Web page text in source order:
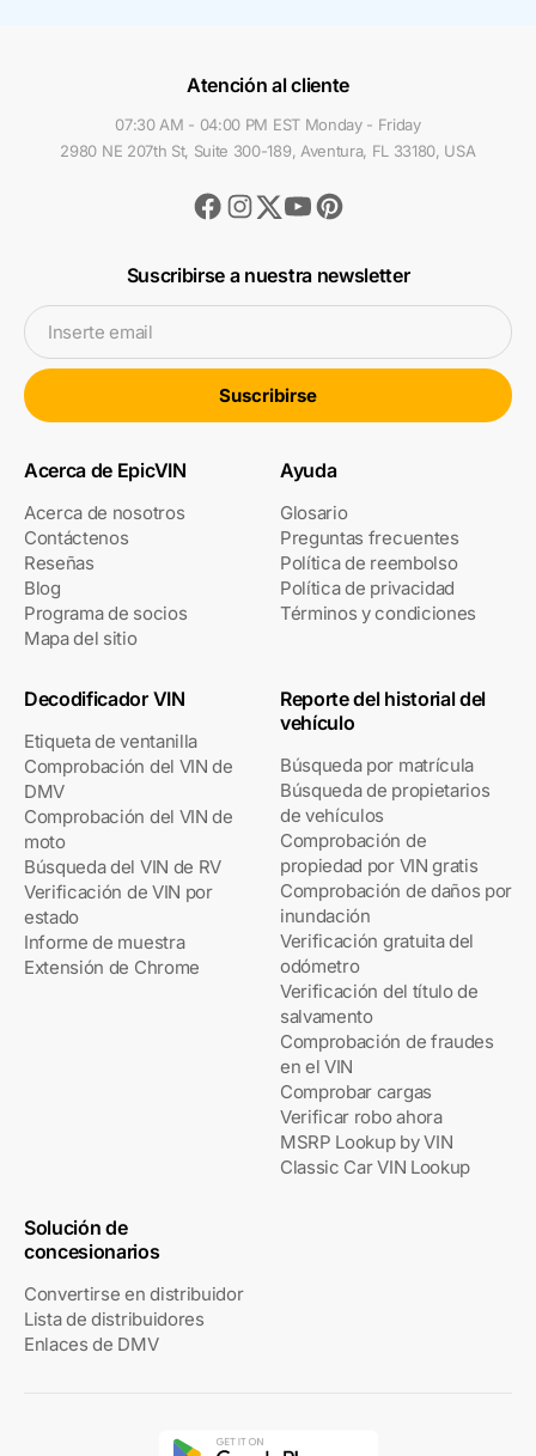
Atención al cliente
07:30 AM - 04:00 PM EST Monday - Friday
2980 NE 207th St, Suite 300-189, Aventura, FL 33180, USA
Facebook
Instagram
TwitterYoutubePinterest
Suscribirse a nuestra newsletter
Inserte email
Suscribirse
Acerca de EpicVIN
Acerca de nosotros
Contáctenos
Reseñas
Blog
Programa de socios
Mapa del sitio
Ayuda
Glosario
Preguntas frecuentes
Política de reembolso
Política de privacidad
Términos y condiciones
Decodificador VIN
Etiqueta de ventanilla
Comprobación del VIN de
DMV
Comprobación del VIN de
moto
Búsqueda del VIN de RV
Verificación de VIN por
estado
Informe de muestra
Extensión de Chrome
Reporte del historial del
vehículo
Búsqueda por matrícula
Búsqueda de propietarios
de vehículos
Comprobación de
propiedad por VIN gratis
Comprobación de daños por
inundación
Verificación gratuita del
odómetro
Verificación del título de
salvamento
Comprobación de fraudes
en el VIN
Comprobar cargas
Verificar robo ahora
MSRP Lookup by VIN
Classic Car VIN Lookup
Solución de
concesionarios
Convertirse en distribuidor
Lista de distribuidores
Enlaces de DMV